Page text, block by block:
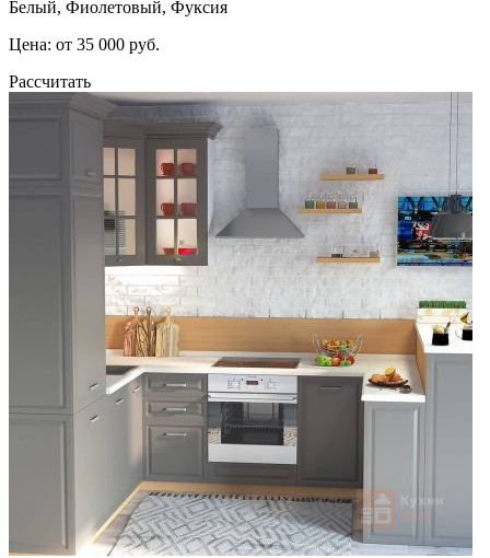
Белый, Фиолетовый, Фуксия
Цена: от 35 000 руб.
Рассчитать